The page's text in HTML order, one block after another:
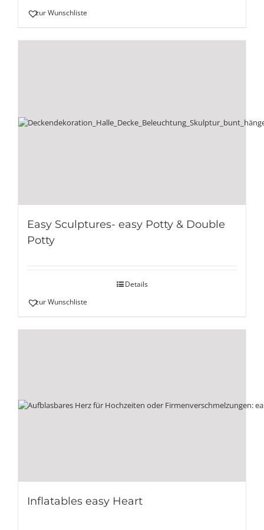
zur Wunschliste
Easy Sculptures- easy Potty & Double
Potty
Details
zur Wunschliste
Inflatables easy Heart